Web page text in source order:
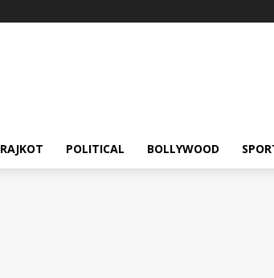
RAJKOT POLITICAL BOLLYWOOD